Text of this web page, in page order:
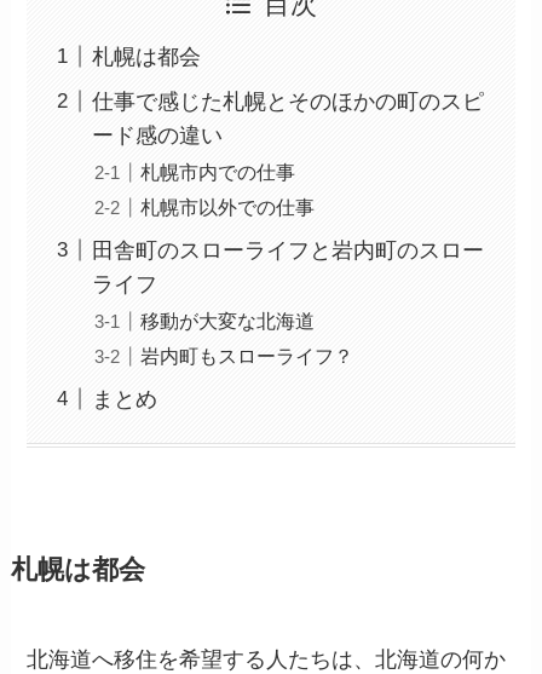
札幌は都会
仕事で感じた札幌とそのほかの町のスピ
ード感の違い
札幌市内での仕事
札幌市以外での仕事
田舎町のスローライフと岩内町のスロー
ライフ
移動が大変な北海道
岩内町もスローライフ？
まとめ
札幌は都会
北海道へ移住を希望する人たちは、北海道の何か